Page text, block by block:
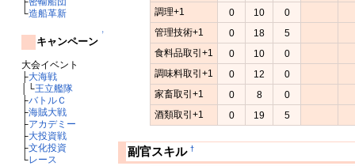
└造船革新
↑
キャンペーン
大会イベント
├大海戦
│└王立艦隊
├バトルＣ
├海賊大戦
├アカデミー
├大投資戦
├文化投資
└レース
調理+1
0 10
0
管理技術+1
0 18
5
食料品取引+1
0 10
0
調味料取引+1
0 12
0
家畜取引+1
0 8
0
酒類取引+1
0 19 5
副官スキル †